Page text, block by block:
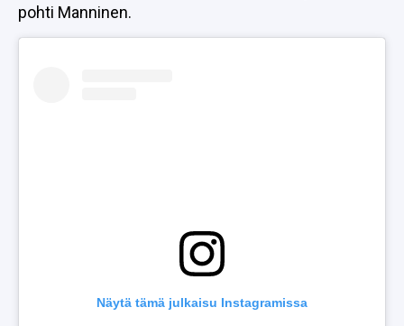
pohti Manninen.
Näytä tämä julkaisu Instagramissa